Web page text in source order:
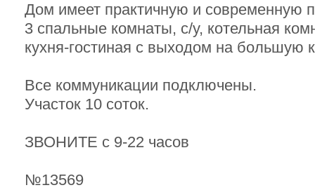
Дом имеет практичную и современную
3 спальные комнаты, с/у, котельная
кухня-гостиная с выходом на большую
Все коммуникации подключены.
Участок 10 соток.
ЗВОНИТЕ с 9-22 часов
№13569